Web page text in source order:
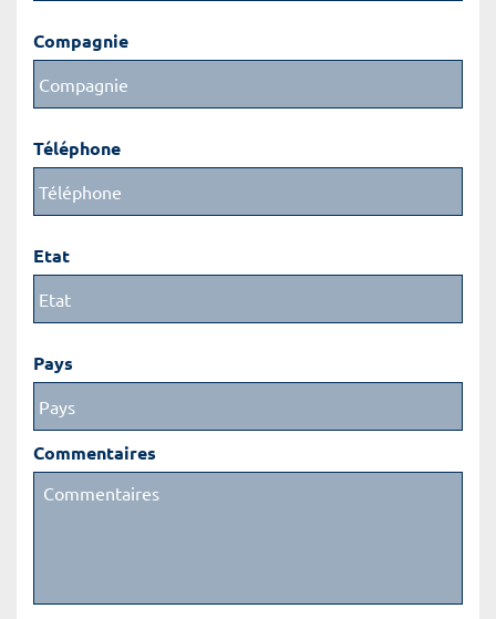
Compagnie
Téléphone
Etat
Pays
Commentaires